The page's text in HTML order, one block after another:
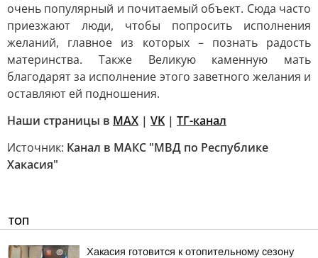
очень популярный и почитаемый объект. Сюда часто
приезжают люди, чтобы попросить исполнения
желаний, главное из которых – познать радость
материнства. Также Великую каменную мать
благодарят за исполнение этого заветного желания и
оставляют ей подношения.
Наши страницы в MAX | VK | ТГ-канал
Источник: Канал в МАКС "МВД по Республике
Хакасия"
ТОП
Хакасия готовится к отопительному сезону